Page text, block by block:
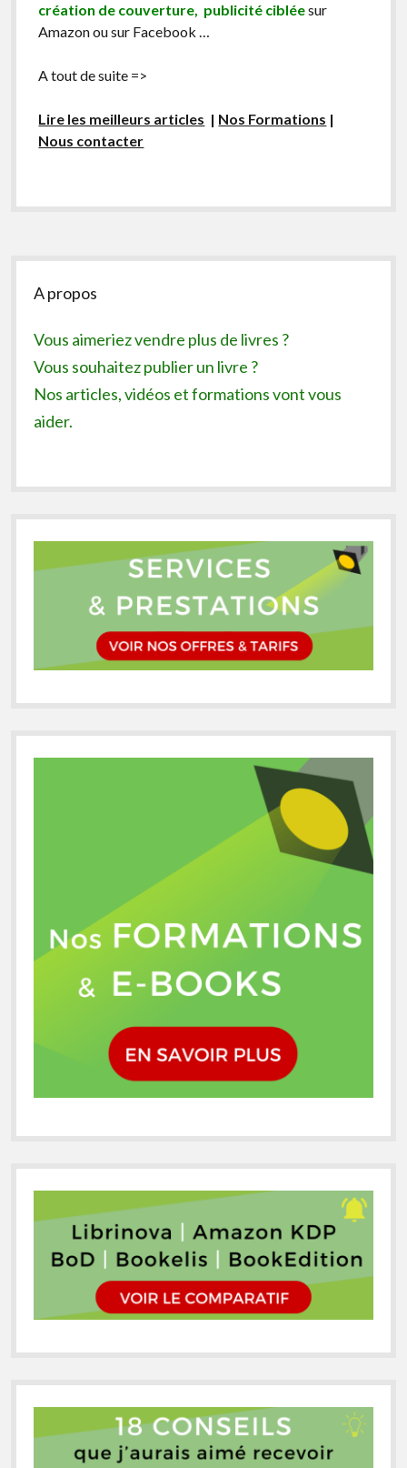
création de couverture, publicité cibléesur
Amazon ou sur Facebook …
A tout de suite =>
Lire les meilleurs articles | Nos Formations |
Nous contacter
Sidebar
A propos
Vous aimeriez vendre plus de livres ?
Vous souhaitez publier un livre ?
Nos articles, vidéos et formations vont vous
aider.